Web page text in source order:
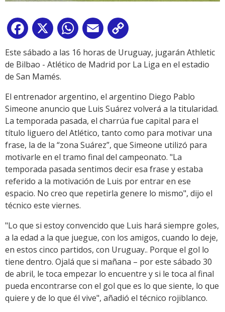
Facebook
X WhatsApp
Email
Link
Este sábado a las 16 horas de Uruguay, jugarán Athletic
de Bilbao - Atlético de Madrid por La Liga en el estadio
de San Mamés.
El entrenador argentino, el argentino Diego Pablo
Simeone anuncio que Luis Suárez volverá a la titularidad.
La temporada pasada, el charrúa fue capital para el
título liguero del Atlético, tanto como para motivar una
frase, la de la “zona Suárez”, que Simeone utilizó para
motivarle en el tramo final del campeonato. "La
temporada pasada sentimos decir esa frase y estaba
referido a la motivación de Luis por entrar en ese
espacio. No creo que repetirla genere lo mismo", dijo el
técnico este viernes.
"Lo que si estoy convencido que Luis hará siempre goles,
a la edad a la que juegue, con los amigos, cuando lo deje,
en estos cinco partidos, con Uruguay.. Porque el gol lo
tiene dentro. Ojalá que si mañana – por este sábado 30
de abril, le toca empezar lo encuentre y si le toca al final
pueda encontrarse con el gol que es lo que siente, lo que
quiere y de lo que él vive", añadió el técnico rojiblanco.